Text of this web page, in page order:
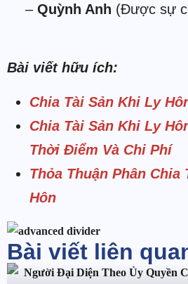
– Quỳnh Anh (Được sự
Bài viết hữu ích:
Chia Tài Sản Khi Ly
Chia Tài Sản Khi Ly
Thời Điểm Và Chi Phí
Thỏa Thuận Phân Chia
Hôn
Bài viết liên